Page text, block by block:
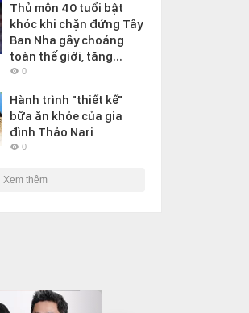
Thủ môn 40 tuổi bật
khóc khi chặn đứng Tây
Ban Nha gây choáng
toàn thế giới, tăng...
0
Hành trình "thiết kế"
bữa ăn khỏe của gia
đình Thảo Nari
0
Xem thêm